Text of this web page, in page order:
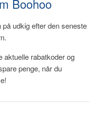
Boohoo
udkig efter den seneste
aktuelle rabatkoder og
penge, når du